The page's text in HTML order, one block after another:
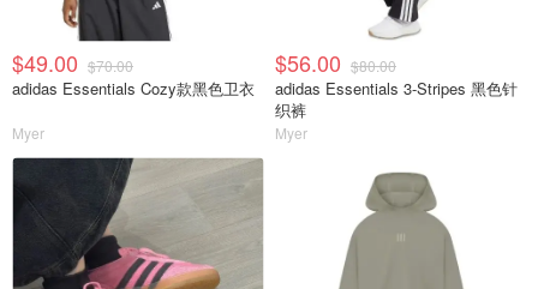
$49.00 $70.00
adidas Essentials Cozy款黑色卫衣
Myer
$56.00 $80.00
adidas Essentials 3-Stripes 黑色针
织裤
Myer